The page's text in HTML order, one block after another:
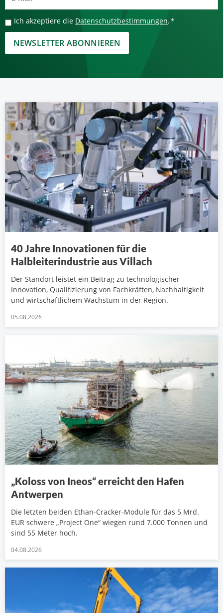
Mail
Datenschutzbestimmungen
*
Ich akzeptiere die Datenschutzbestimmungen.*
CAPTCHA
40 Jahre Innovationen für die
Halbleiterindustrie aus Villach
Der Standort leistet ein Beitrag zu technologischer
Innovation, Qualifizierung von Fachkräften, Nachhaltigkeit
und wirtschaftlichem Wachstum in der Region.
05.08.2026
„Koloss von Ineos“ erreicht den Hafen
Antwerpen
Die letzten beiden Ethan-Cracker-Module für das 5 Mrd.
EUR schwere „Project One“ wiegen rund 7.000 Tonnen und
sind 55 Meter hoch.
04.08.2026